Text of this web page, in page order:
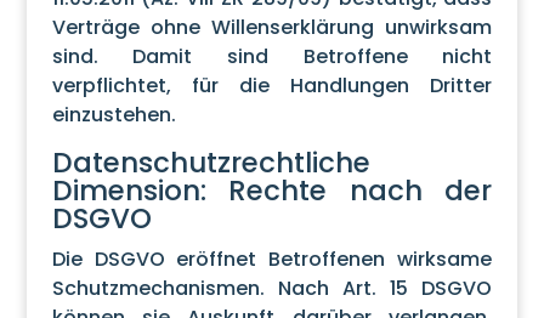
Verträge ohne Willenserklärung unwirksam
sind. Damit sind Betroffene nicht
verpflichtet, für die Handlungen Dritter
einzustehen.
Datenschutzrechtliche
Dimension: Rechte nach der
DSGVO
Die DSGVO eröffnet Betroffenen wirksame
Schutzmechanismen. Nach Art. 15 DSGVO